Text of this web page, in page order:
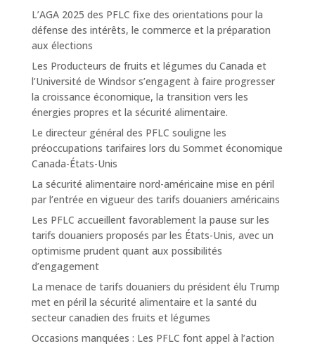
L’AGA 2025 des PFLC fixe des orientations pour la
défense des intérêts, le commerce et la préparation
aux élections
Les Producteurs de fruits et légumes du Canada et
l’Université de Windsor s’engagent à faire progresser
la croissance économique, la transition vers les
énergies propres et la sécurité alimentaire.
Le directeur général des PFLC souligne les
préoccupations tarifaires lors du Sommet économique
Canada-États-Unis
La sécurité alimentaire nord-américaine mise en péril
par l’entrée en vigueur des tarifs douaniers américains
Les PFLC accueillent favorablement la pause sur les
tarifs douaniers proposés par les États-Unis, avec un
optimisme prudent quant aux possibilités
d’engagement
La menace de tarifs douaniers du président élu Trump
met en péril la sécurité alimentaire et la santé du
secteur canadien des fruits et légumes
Occasions manquées : Les PFLC font appel à l’action